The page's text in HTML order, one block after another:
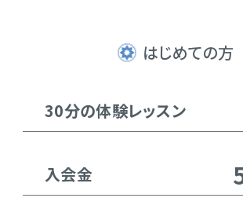
はじめての方
30分の体験レッスン
入会金